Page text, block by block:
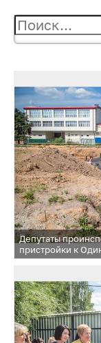
Депутаты
пристройки к